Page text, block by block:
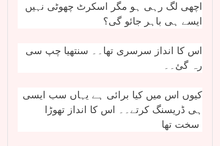
اچھی لگ رہی ہو مگر اسکرٹ چھوٹی نہیں
ایسے ہی باہر جائو گی؟
اس کا انداز سرسری تھا۔۔ سنتھیا چپ سی
رہ گئ۔۔
کیوں اس میں کیا برائی ہے یہاں سب ایسی
ہی ڈریسنگ کرتے۔۔ اس کا انداز تھوڑا